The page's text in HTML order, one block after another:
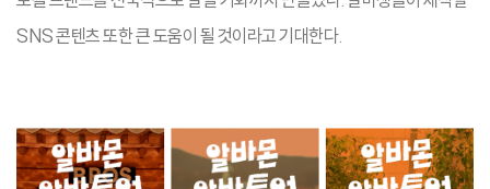
SNS 콘텐츠 또한 큰 도움이 될 것이라고 기대한다.